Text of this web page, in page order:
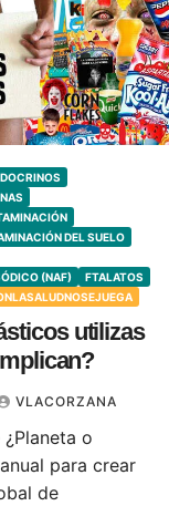
DEL SUELO
(NAF)
FTALATOS
utilizas
VLACORZANA
o
para crear
de